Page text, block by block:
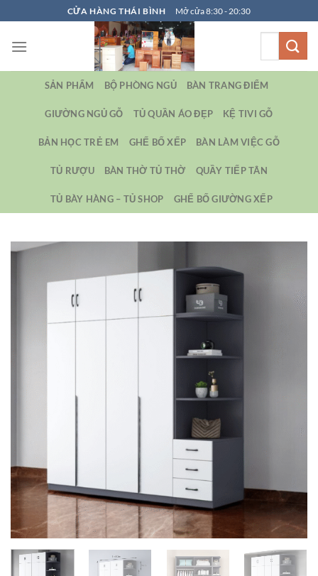
qua
nội
CỬA HÀNG THÁI BÌNH Mở cửa 8:30 - 20:30
SẢN PHẨM BỘ PHÒNG NGỦ BÀN TRANG ĐIỂM
GIƯỜNG NGỦ GỖ TỦ QUẦN ÁO ĐẸP KỆ TIVI GỖ
BẢN HỌC TRẺ EM GHẾ BỐ XẾP BÀN LÀM VIỆC GỖ
TỦ RƯỢU BÀN THỜ TỦ THỜ QUẦY TIẾP TÂN
TỦ BÀY HÀNG – TỦ SHOP GHẾ BỐ GIƯỜNG XẾP